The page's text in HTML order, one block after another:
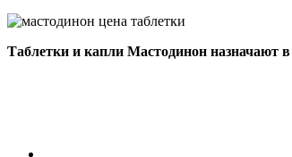
Таблетки и капли Мастодинон назначают